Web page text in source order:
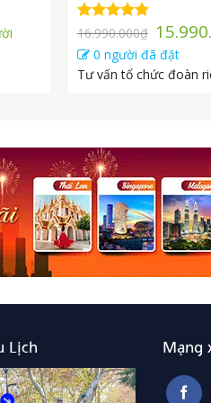
Được xếp
5 sao
16.990.000₫ Giá
gốc
là:
0 người đã đặt
Tư vấn tổ chức đoàn
Lịch Mạng